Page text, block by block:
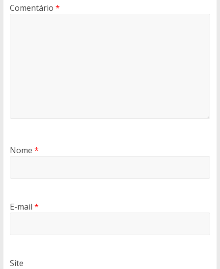
Comentário *
Nome *
E-mail *
Site